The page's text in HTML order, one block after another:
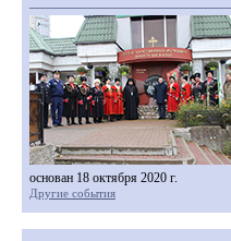
основан 18 октября 2020 г.
Другие события